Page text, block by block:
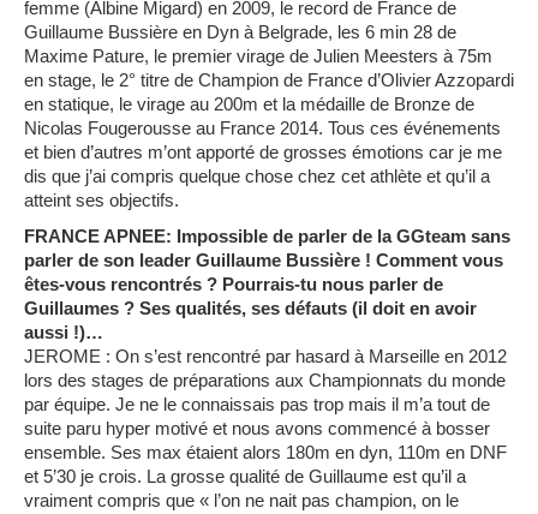
femme (Albine Migard) en 2009, le record de France de
Guillaume Bussière en Dyn à Belgrade, les 6 min 28 de
Maxime Pature, le premier virage de Julien Meesters à 75m
en stage, le 2° titre de Champion de France d’Olivier Azzopardi
en statique, le virage au 200m et la médaille de Bronze de
Nicolas Fougerousse au France 2014. Tous ces événements
et bien d’autres m’ont apporté de grosses émotions car je me
dis que j’ai compris quelque chose chez cet athlète et qu’il a
atteint ses objectifs.
FRANCE APNEE: Impossible de parler de la GGteam sans
parler de son leader Guillaume Bussière ! Comment vous
êtes-vous rencontrés ? Pourrais-tu nous parler de
Guillaumes ? Ses qualités, ses défauts (il doit en avoir
aussi !)…
JEROME : On s’est rencontré par hasard à Marseille en 2012
lors des stages de préparations aux Championnats du monde
par équipe. Je ne le connaissais pas trop mais il m’a tout de
suite paru hyper motivé et nous avons commencé à bosser
ensemble. Ses max étaient alors 180m en dyn, 110m en DNF
et 5’30 je crois. La grosse qualité de Guillaume est qu’il a
vraiment compris que « l’on ne nait pas champion, on le